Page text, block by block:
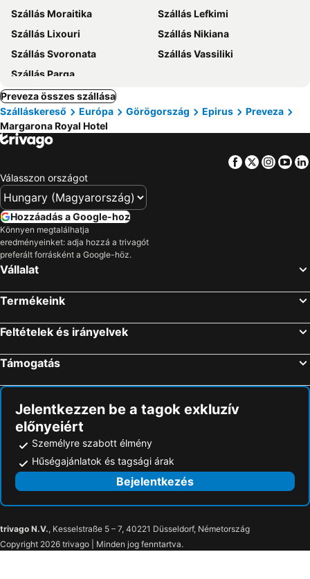
Szállás Moraitika
Szállás Lefkimi
Szállás Lixouri
Szállás Nikiana
Szállás Svoronata
Szállás Vassiliki
Szállás Parga
Preveza összes szállása
Szálláskereső
Európa Görögország Epirus
Preveza
Margarona Royal Hotel
Facebook
Twitter
Válasszon országot
Hozzáadás a Google-hoz
Könnyen megtalálhatja
eredményeinket: adja hozzá a trivagót
preferált forrásként a Google-höz.
Vállalat
Termékeink
Feltételek és irányelvek
Támogatás
Jelentkezzen be a tagok exkluzív
előnyeiért
Személyre szabott élmény
Hűségajánlatok és tagsági árak
Bejelentkezés
trivago N.V., Kesselstraße 5 – 7, 40221 Düsseldorf, Németország
Copyright 2026 trivago | Minden jog fenntartva.